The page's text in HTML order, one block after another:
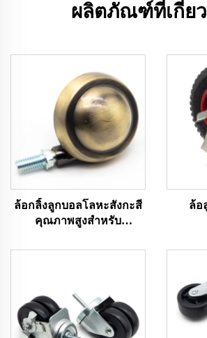
ผลิตภัณฑ์ที่เกี่ย
ล้อกลิ้งลูกบอลโลหะสังกะสี
คุณภาพสูงสำหรับ
ล้อ